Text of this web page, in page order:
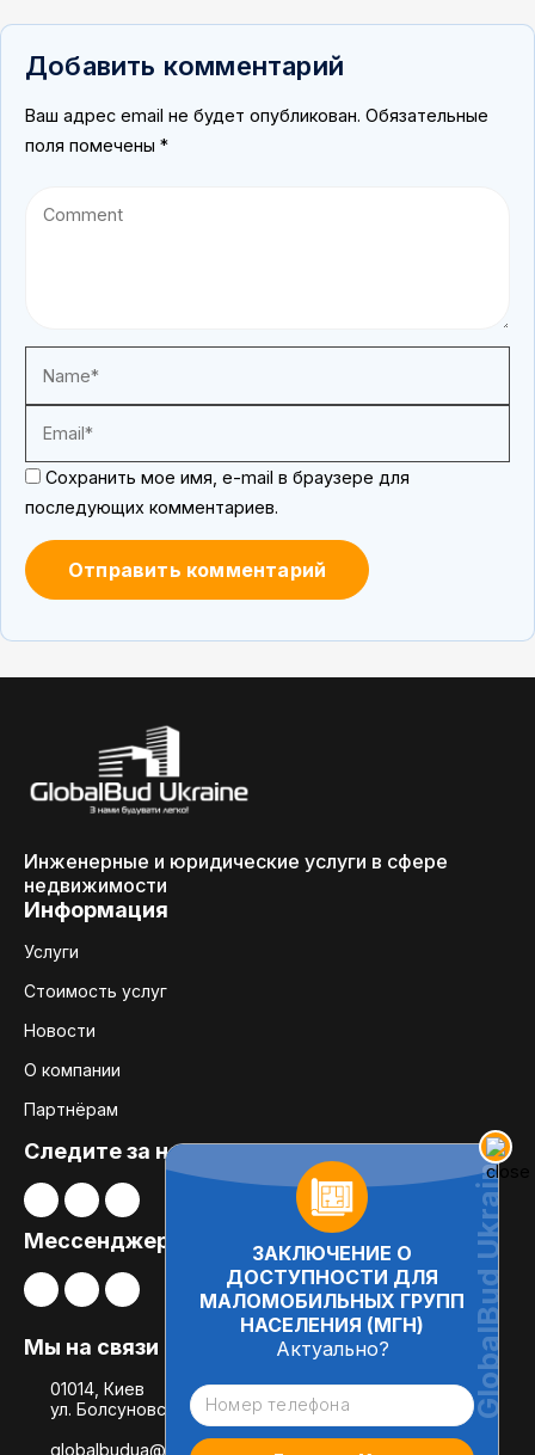
Добавить комментарий
Ваш адрес email не будет опубликован. Обязательные
поля помечены *
Сохранить мое имя, e-mail в браузере для
последующих комментариев.
ЗАКЛЮЧЕНИЕ О
ДОСТУПНОСТИ ДЛЯ
МАЛОМОБИЛЬНЫХ ГРУПП
НАСЕЛЕНИЯ (МГН)
Актуально?
Инженерные и юридические услуги в сфере
недвижимости
Информация
Услуги
Стоимость услуг
Новости
О компании
Партнёрам
Следите за нами:
Мессенджеры
Мы на связи
01014, Киев
ул. Болсуновская, 8, офис 21
globalbudua@gmail.com